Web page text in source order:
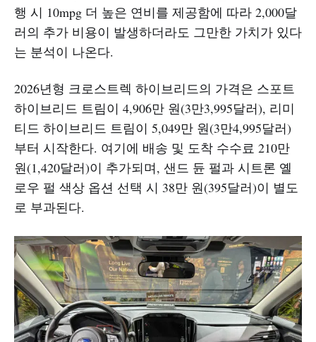
행 시 10mpg 더 높은 연비를 제공함에 따라 2,000달
러의 추가 비용이 발생하더라도 그만한 가치가 있다
는 분석이 나온다.
2026년형 크로스트렉 하이브리드의 가격은 스포트
하이브리드 트림이 4,906만 원(3만3,995달러), 리미
티드 하이브리드 트림이 5,049만 원(3만4,995달러)
부터 시작한다. 여기에 배송 및 도착 수수료 210만
원(1,420달러)이 추가되며, 샌드 듄 펄과 시트론 옐
로우 펄 색상 옵션 선택 시 38만 원(395달러)이 별도
로 부과된다.